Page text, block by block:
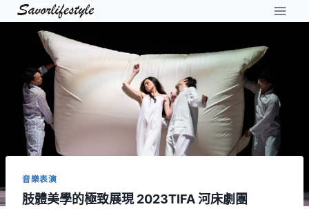
Skip
音樂表演
肢體美學的極致展現 2023TIFA 河床劇團